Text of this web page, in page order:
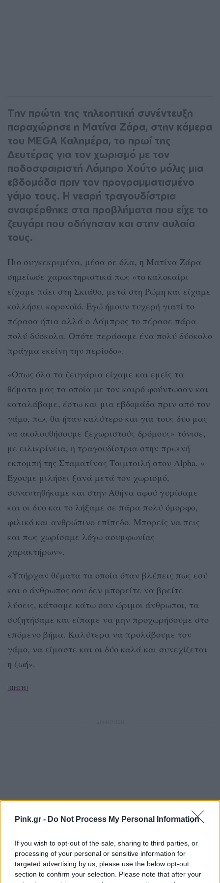
Pink.gr - Do Not Process My Personal Information
If you wish to opt-out of the sale, sharing to third parties, or
processing of your personal or sensitive information for
targeted advertising by us, please use the below opt-out
section to confirm your selection. Please note that after your
Την πρώτη της τηλεοπτική συνέντευξη
παραχώρησε η Ματίνα Ζάρα, στην κάμερα
του MEGA Καλημέρα, το πρωί της
Δευτέρας για τον χωρισμό με τον
ποδοσφαιριστή Λάμπρο Χούτο μόλις μια
εβδομάδα πριν τον προγραμματισμένο
γάμο τους. Η νεαρή τραγουδίστρια
αναφέρθηκε στα προβλήματα που είχε το
ζευγάρι που οδήγησαν και στην αυλαία
τους.
Πιο συγκεκριμένα, μέσα σε όλα, η Ματίνα Ζάρα
σημείωσε χαρακτηριστικά πως «το καλοκαίρι
είχαμε πάει στη Σκιάθο, μετά στη Ρώμη και είχαμε
κολλήσει κορονοϊό. Εγώ ήμουν τυχερή γιατί το
πέρασα ήπια αλλά ο Λάμπρος το πέρασε πάρα
πολύ δύσκολα. Οπότε περάσαμε ένα πολύ δύσκολο
πράγμα εκείνη την περίοδο».
«Όπως όλα τα ζευγάρια είχαμε και εμείς τα
θέματα μας τα οποία με τον καιρό φούντωσαν και
καταλάβαμε, έστω και μια εβδομάδα πριν από τον
γάμο, πως θα ήταν καλύτερο και για τους δυο μας
να ακολουθήσουμε ξεχωριστούς δρόμους» τόνισε,
με ειλικρίνεια, η τραγουδίστρια στην πρωινή
εκπομπή της Σταματίνας Τσιμτσιλή στον Alpha. »
Έχουμε μιλήσει ξανά μετά τον χωρισμό,
συναντηθήκαμε και στην Αθήνα αφού γυρίσαμε
και οι δυο και το λήξαμε σε πάρα πολύ όμορφο,
φιλικό και ανθρώπινο επίπεδο. Μπορείς να πεις
και πως χωρίσαμε λόγω ασυμφωνίας
χαρακτήρων».
«Υπήρχαν θέματα τα οποία όταν βλέπεις πως εσύ
και ο άνθρωπος σου δεν μπορείτε να βρείτε
λύσεις, κάτσαμε κάτω σαν ώριμοι άνθρωποι, τα
συζητήσαμε και είπαμε να μην προχωρήσουμε στο
επόμενο βήμα. Καλύτερα να προλάβουμε τον
γάμο, να είμαστε και οι δύο καλά και συνεχίζεται
η ζωή».
[ΠΗΓΗ]